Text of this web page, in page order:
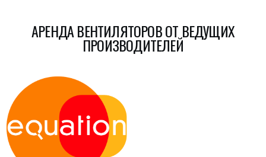
АРЕНДА ВЕНТИЛЯТОРОВ ОТ ВЕДУЩИХ
ПРОИЗВОДИТЕЛЕЙ